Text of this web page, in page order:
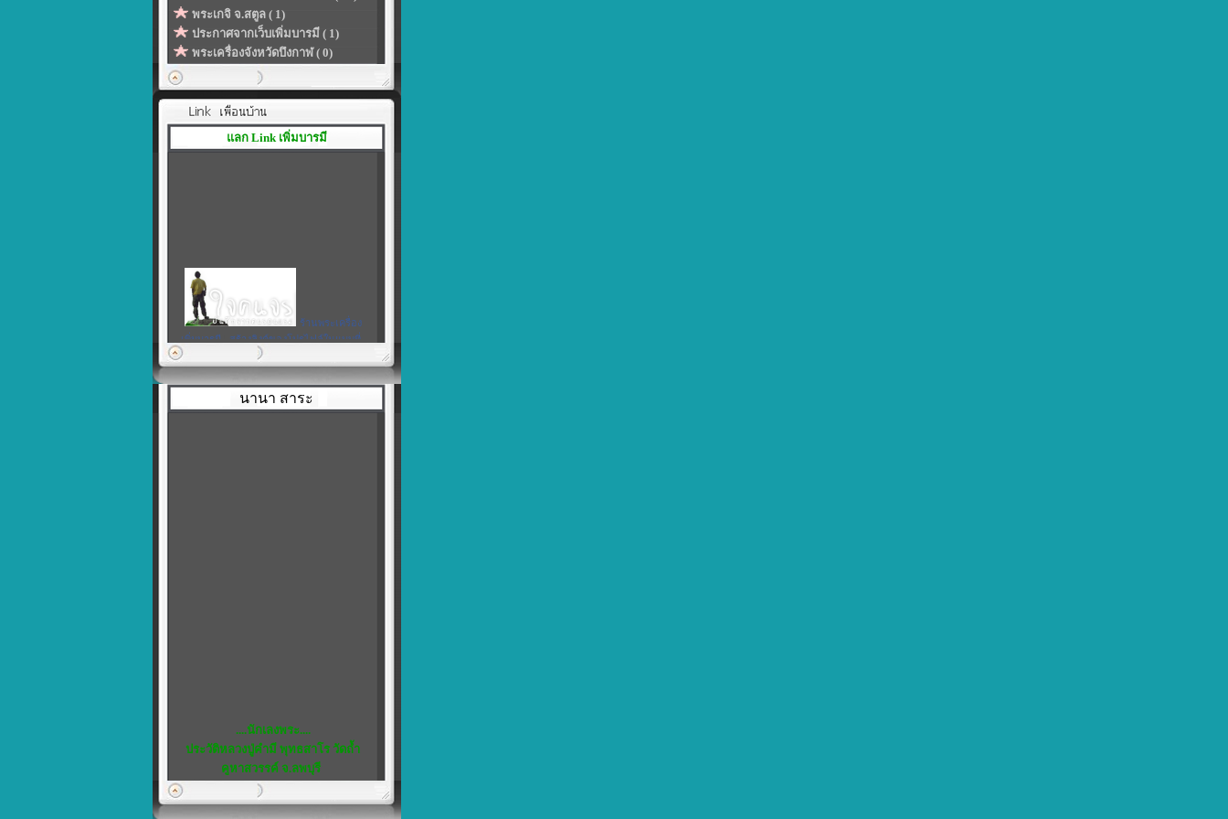
พระเกจิ จ.สตูล ( 1)
ประกาศจากเว็บเพิ่มบารมี ( 1)
พระเครื่องจังหวัดบึงกาฬ ( 0)
แลก Link เพิ่มบารมี
เพิ่มบารมี|สร้างลิงค์ของโปรไฟล์ในแบบที่
เป็นตัวคุณเอง
นานา สาระ
ประวัติหลวงปู่คำมี พุทธสาโร วัดถ้ำ
คูหาสวรรค์ จ.ลพบุรี
พิเศษ...5
เชิญชวน สมาชิกทุกท่าน แสดงความ
คิดเห็น ได้ที่ เว็บบอร์ด ครับ